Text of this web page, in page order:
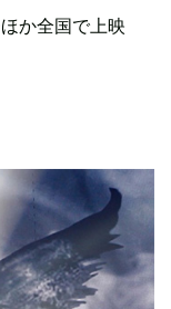
か全国で上映